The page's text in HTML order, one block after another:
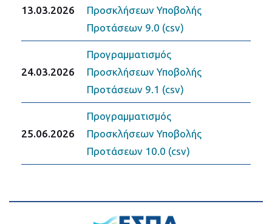
13.03.2026
Προσκλήσεων Υποβολής
Προτάσεων 9.0 (csv)
24.03.2026
Προγραμματισμός
Προσκλήσεων Υποβολής
Προτάσεων 9.1 (csv)
25.06.2026
Προγραμματισμός
Προσκλήσεων Υποβολής
Προτάσεων 10.0 (csv)